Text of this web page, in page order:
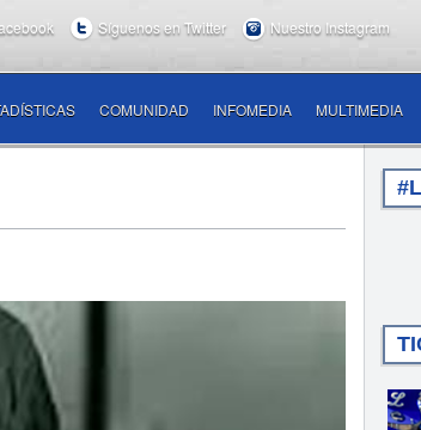
Síguenos en Twitter Nuestro Instagram
COMUNIDAD INFOMEDIA MULTIMEDIA